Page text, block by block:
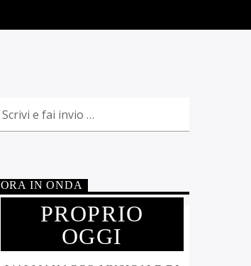
ORA IN ONDA
PROPRIO
OGGI